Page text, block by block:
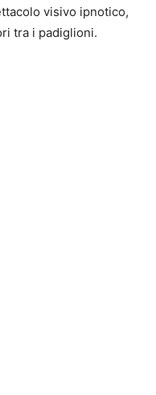
visivo ipnotico,
tra i padiglioni.